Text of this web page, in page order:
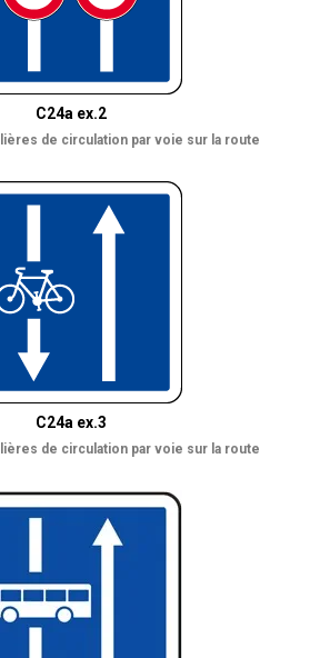
C24a ex.2
de circulation par voie sur la route
C24a ex.3
de circulation par voie sur la route